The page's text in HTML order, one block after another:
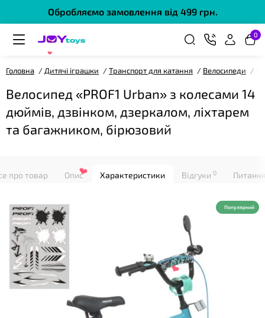
Обробляємо замовлення від 499 грн.
0
Головна Дитячі іграшки Транспорт для катання Велосипеди
Велосипед «PROF1 Urban» з колесами 14
дюймів, дзвінком, дзеркалом, ліхтарем
та багажником, бірюзовий
про товар Опис Характеристики Відгуки 0
Популярний
❤